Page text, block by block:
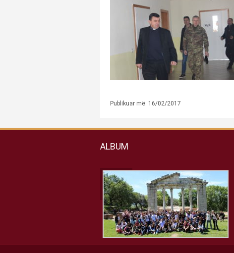
Publikuar më: 16/02/2017
ALBUM